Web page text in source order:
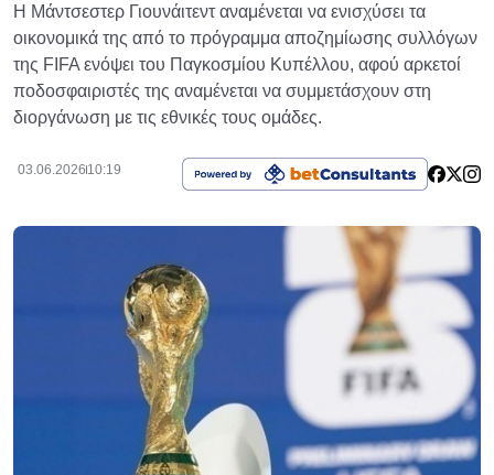
Η Μάντσεστερ Γιουνάιτεντ αναμένεται να ενισχύσει τα
οικονομικά της από το πρόγραμμα αποζημίωσης συλλόγων
της FIFA ενόψει του Παγκοσμίου Κυπέλλου, αφού αρκετοί
ποδοσφαιριστές της αναμένεται να συμμετάσχουν στη
διοργάνωση με τις εθνικές τους ομάδες.
03.06.2026 10:19